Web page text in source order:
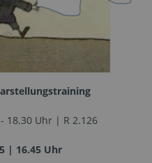
18.30 Uhr | R 2.126
| 16.45 Uhr